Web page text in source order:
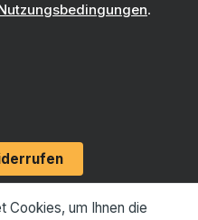
.
Cookies, um Ihnen die